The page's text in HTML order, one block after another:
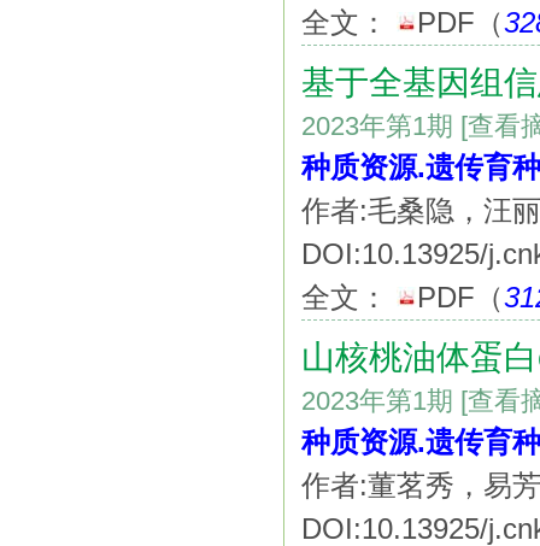
全文：
PDF （
基于全基因组
2023年第1期 [查看
种质资源.遗传育
作者:毛桑隐，汪
DOI:10.13925/
全文：
PDF （
山核桃油体蛋
2023年第1期 [查看
种质资源.遗传育
作者:董茗秀，易
DOI:10.13925/